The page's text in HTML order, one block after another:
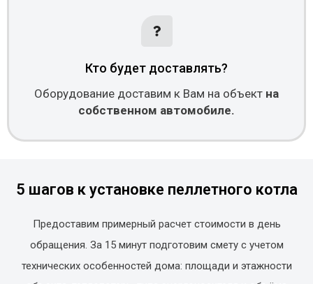
Кто будет доставлять?
Оборудование доставим к Вам на объект на
собственном автомобиле.
5 шагов к установке пеллетного котла
Предоставим примерный расчет стоимости в день
обращения. За 15 минут подготовим смету с учетом
технических особенностей дома: площади и этажности